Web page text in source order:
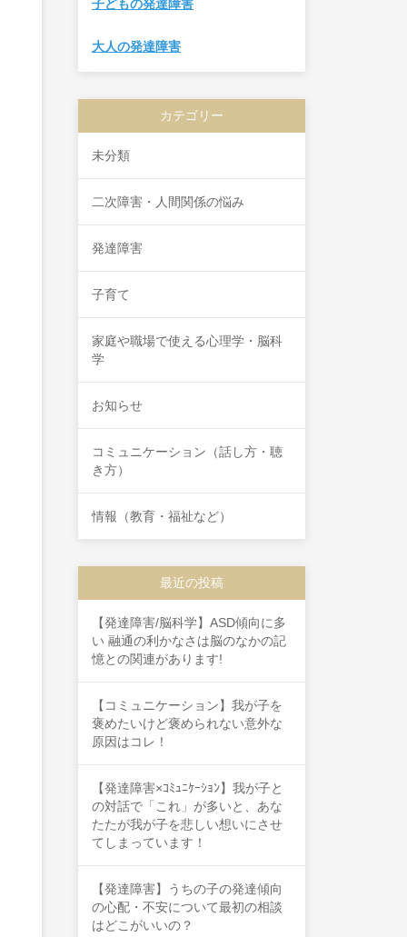
子どもの発達障害
大人の発達障害
カテゴリー
未分類
二次障害・人間関係の悩み
発達障害
子育て
家庭や職場で使える心理学・脳科
学
お知らせ
コミュニケーション（話し方・聴
き方）
情報（教育・福祉など）
最近の投稿
【発達障害/脳科学】ASD傾向に多
い 融通の利かなさは脳のなかの記
憶との関連があります!
【コミュニケーション】我が子を
褒めたいけど褒められない意外な
原因はコレ！
【発達障害×ｺﾐｭﾆｹｰｼｮﾝ】我が子と
の対話で「これ」が多いと、あな
たたが我が子を悲しい想いにさせ
てしまっています！
【発達障害】うちの子の発達傾向
の心配・不安について最初の相談
はどこがいいの？